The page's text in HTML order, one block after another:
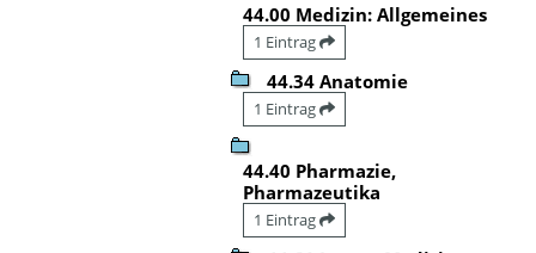
44.00 Medizin: Allgemeines
1 Eintrag
44.34 Anatomie
1 Eintrag
44.40 Pharmazie,
Pharmazeutika
1 Eintrag